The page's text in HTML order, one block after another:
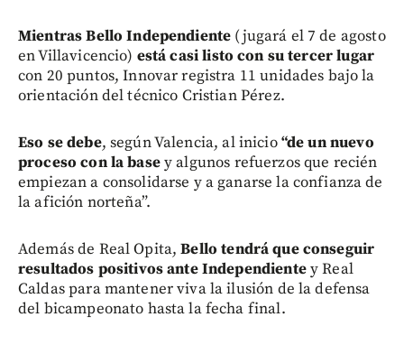
Mientras Bello Independiente (jugará el 7 de agosto
en Villavicencio) está casi listo con su tercer lugar
con 20 puntos, Innovar registra 11 unidades bajo la
orientación del técnico Cristian Pérez.
Eso se debe, según Valencia, al inicio“de un nuevo
proceso con la basey algunos refuerzos que recién
empiezan a consolidarse y a ganarse la confianza de
la afición norteña”.
Además de Real Opita,Bello tendrá que conseguir
resultados positivos ante Independientey Real
Caldas para mantener viva la ilusión de la defensa
del bicampeonato hasta la fecha final.